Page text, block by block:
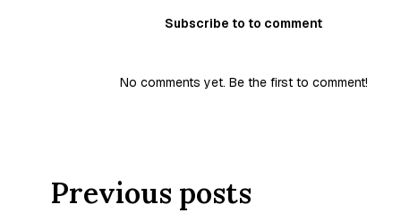
Subscribe to to comment
No comments yet. Be the first to comment!
Previous posts